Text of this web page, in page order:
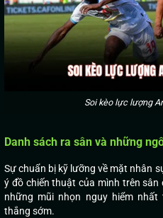
Soi kèo lực lượng
Danh sách ra sân và những
Sự chuẩn bị kỹ lưỡng về mặt nhân
ý đồ chiến thuật của mình trên sân
những mũi nhọn nguy hiểm
thắng sớm.